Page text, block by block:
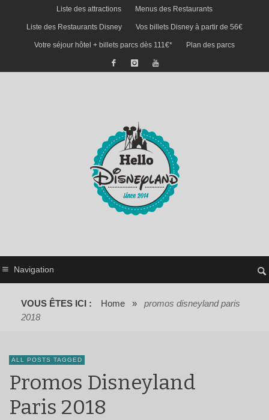
Liste des attractions Menus des Restaurants
Liste des Restaurants Disney Vos billets Disney à partir de 56€
Votre séjour hôtel + billets parcs dès 111€* Plan des parcs
Navigation
VOUS ÊTES ICI : Home »
promos disneyland paris
2018
ALL POSTS TAGGED
Promos Disneyland
Paris 2018